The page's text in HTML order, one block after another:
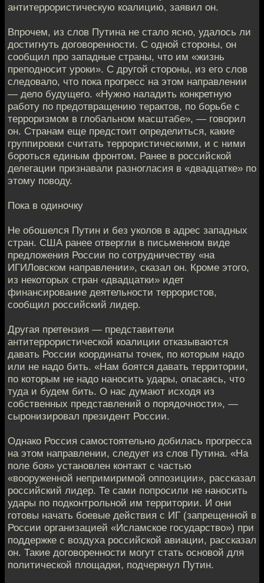
антитеррористическую коалицию, заявил он.
Впрочем, из слов Путина не стало ясно, удалось ли
достигнуть договоренности. С одной стороны, он
сообщил про западные страны, что им «жизнь
преподносит уроки». С другой стороны, из его слов
следовало, что пока прогресс на этом направлении
— дело будущего. «Нужно наладить конкретную
работу по предотвращению терактов, по борьбе с
терроризмом в глобальном масштабе», — говорил
он. Странам еще предстоит определиться, какие
группировки считать террористическими, и с ними
бороться единым фронтом. Ранее в российской
делегации признавали разногласия в «двадцатке» по
этому поводу.
Пока в одиночку
Не обошелся Путин и без уколов в адрес западных
стран. США ранее отвергли в письменном виде
предложения России по сотрудничеству «на
ИГИЛовском направлении», сказал он. Кроме этого,
из некоторых стран «двадцатки» идет
финансирование деятельности террористов,
сообщил российский лидер.
Другая претензия — представители
антитеррористической коалиции отказываются
давать России координаты точек, по которым надо
или не надо бить. «Нам боятся давать территории,
по которым не надо наносить удары, опасаясь, что
туда и будем бить. О нас думают исходя из
собственных представлений о порядочности», —
сыронизировал президент России.
Однако Россия самостоятельно добилась прогресса
на этом направлении, следует из слов Путина. «На
поле боя» установлен контакт с частью
«вооруженной непримиримой оппозиции», рассказал
российский лидер. Те сами попросили не наносить
удары по подконтрольной им территории. И они
готовы начать боевые действия с ИГ (запрещенной в
России организацией «Исламское государство») при
поддержке с воздуха российской авиации, рассказал
он. Такие договоренности могут стать основой для
политической площадки, подчеркнул Путин.